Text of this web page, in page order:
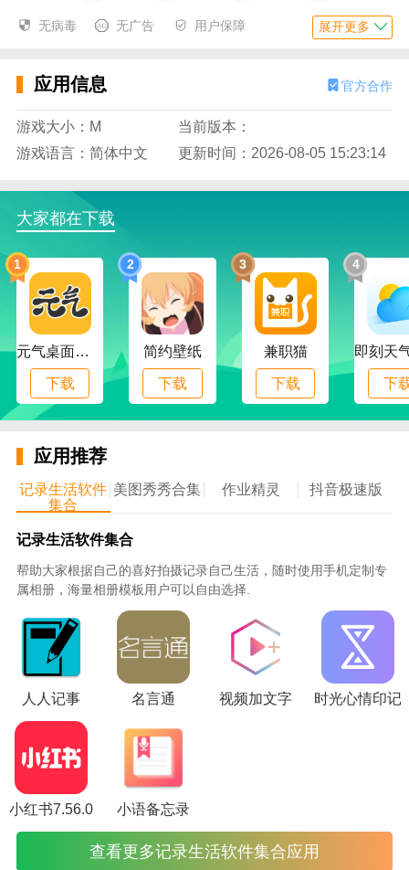
追书猫的应用功能:
1、大量小说，本应用对各类小说等进行了全面整理，
方便用户选择阅读。
2.智能推荐，会分析用户的个人喜好，推荐各种适合用
户阅读的小说。
3.热门名单。这里将制定热门榜单，对市场人气进行总
结和整合。
4.首页推荐也会通过首页进行推广，这样可以全面提升
小说的人气。
5.阅读记录也会对用户的小说阅读做一个全面的记录，
掌握基本的阅读情况。
书猫_图片2
无病毒 无广告 用户保障 展开更多
应用信息 官方合作
游戏大小：M
当前版本：
游戏语言：简体中文
更新时间：2026-08-05 15:23:14
大家都在下载
1
元气桌面下载
下载
2
简约壁纸
下载
3
兼职猫
下载
4
下
应用推荐
记录生活软件
集合
美图秀秀合集 作业精灵 抖音极速版
记录生活软件集合
帮助大家根据自己的喜好拍摄记录自己生活，随时使用手机定制专
属相册，海量相册模板用户可以自由选择.
人人记事 名言通 视频加文字 时光心情印记
小红书7.56.0 小语备忘录
查看更多记录生活软件集合应用